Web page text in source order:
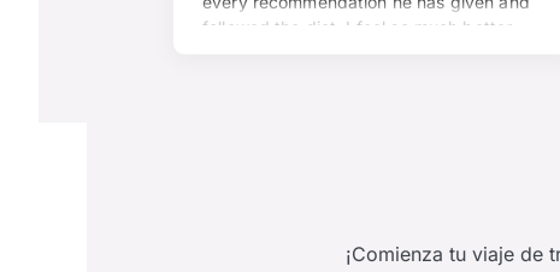
¡Comienza tu viaje de